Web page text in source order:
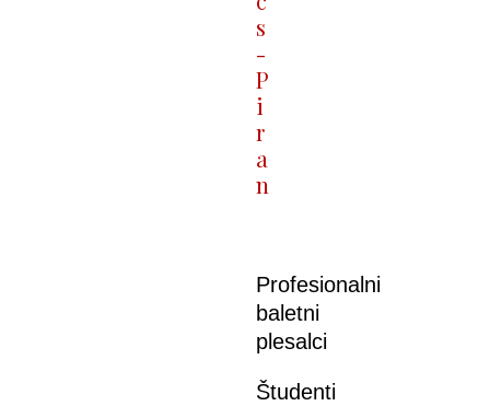
s
-
P
i
r
a
n
Profesionalni
baletni
plesalci
Študenti